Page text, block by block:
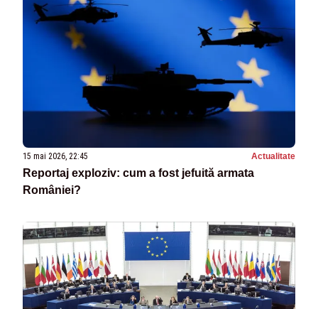
15 mai 2026, 22:45 Actualitate
Reportaj exploziv: cum a fost jefuită armata
României?